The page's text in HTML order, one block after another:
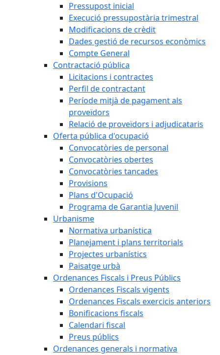
Pressupost inicial
Execució pressupostària trimestral
Modificacions de crèdit
Dades gestió de recursos econòmics
Compte General
Contractació pública
Licitacions i contractes
Perfil de contractant
Període mitjà de pagament als
proveïdors
Relació de proveïdors i adjudicataris
Oferta pública d'ocupació
Convocatòries de personal
Convocatòries obertes
Convocatòries tancades
Provisions
Plans d'Ocupació
Programa de Garantia Juvenil
Urbanisme
Normativa urbanística
Planejament i plans territorials
Projectes urbanístics
Paisatge urbà
Ordenances Fiscals i Preus Públics
Ordenances Fiscals vigents
Ordenances Fiscals exercicis anteriors
Bonificacions fiscals
Calendari fiscal
Preus públics
Ordenances generals i normativa